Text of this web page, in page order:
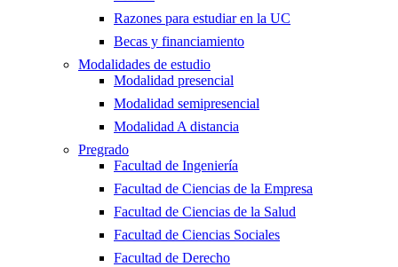
Razones para estudiar en la UC
Becas y financiamiento
Modalidades de estudio
Modalidad presencial
Modalidad semipresencial
Modalidad A distancia
Pregrado
Facultad de Ingeniería
Facultad de Ciencias de la Empresa
Facultad de Ciencias de la Salud
Facultad de Ciencias Sociales
Facultad de Derecho